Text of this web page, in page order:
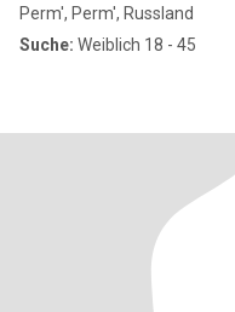
Perm', Perm', Russland
Suche: Weiblich 18 - 45